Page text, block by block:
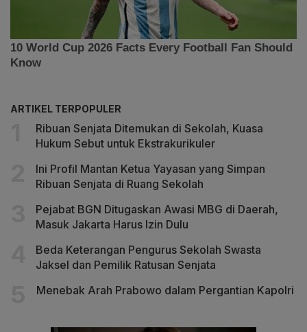
ARTIKEL TERPOPULER
Ribuan Senjata Ditemukan di Sekolah, Kuasa
Hukum Sebut untuk Ekstrakurikuler
Ini Profil Mantan Ketua Yayasan yang Simpan
Ribuan Senjata di Ruang Sekolah
Pejabat BGN Ditugaskan Awasi MBG di Daerah,
Masuk Jakarta Harus Izin Dulu
Beda Keterangan Pengurus Sekolah Swasta
Jaksel dan Pemilik Ratusan Senjata
Menebak Arah Prabowo dalam Pergantian Kapolri